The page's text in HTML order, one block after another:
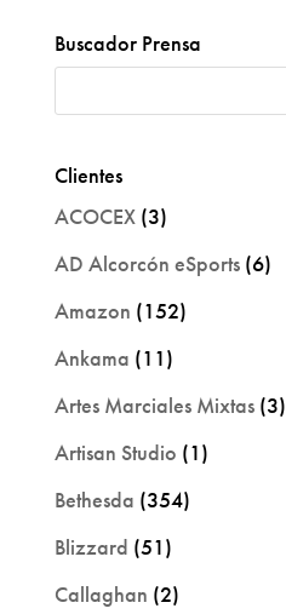
Buscador Prensa
Clientes
ACOCEX(3)
AD Alcorcón eSports(6)
Amazon (152)
Ankama (11)
Artes Marciales Mixtas(3)
Artisan Studio (1)
Bethesda (354)
Blizzard (51)
Callaghan (2)